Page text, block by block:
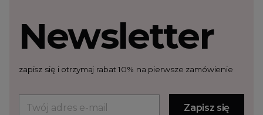
Newsletter
zapisz się i otrzymaj rabat 10% na pierwsze zamówienie